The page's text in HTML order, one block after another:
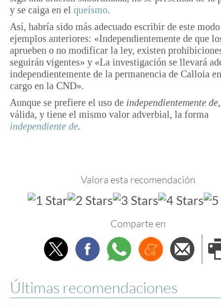
y se caiga en el queísmo.
Así, habría sido más adecuado escribir de este
ejemplos anteriores: «Independientemente de que
aprueben o no modificar la ley, existen
seguirán vigentes» y «La investigación se llevará
independientemente de la permanencia de Calloia
cargo en la CND».
Aunque se prefiere el uso de independientemente de
válida, y tiene el mismo valor adverbial, la forma
independiente de.
Valora esta recomendación
Comparte en
TwitterFacebookWhatsappMenéame
Últimas recomendaciones